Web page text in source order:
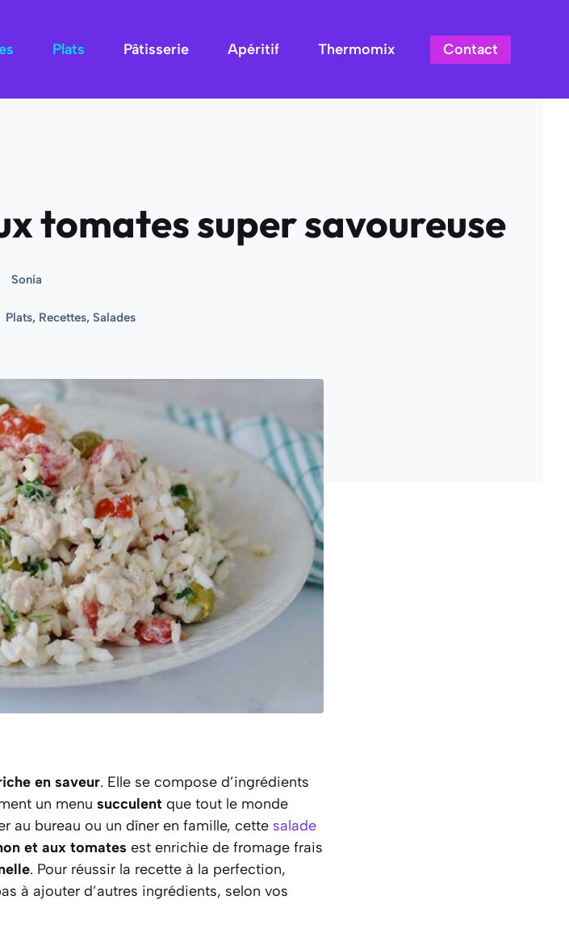
Plats Pâtisserie Apéritif Thermomix Contact
tomates super savoureuse
Sonia
Plats, Recettes, Salades
en saveur. Elle se compose d’ingrédients
un menu succulent que tout le monde
au bureau ou un dîner en famille, cette salade
et aux tomates est enrichie de fromage frais
. Pour réussir la recette à la perfection,
à ajouter d’autres ingrédients, selon vos